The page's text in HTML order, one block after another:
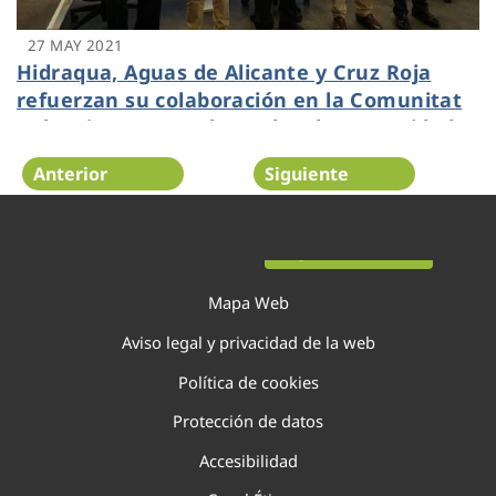
27 MAY 2021
Hidraqua, Aguas de Alicante y Cruz Roja
refuerzan su colaboración en la Comunitat
Valenciana para adaptarla a las necesidades
actuales y a los retos de futuro
Anterior Siguiente
Mapa Web
Aviso legal y privacidad de la web
Política de cookies
Protección de datos
Accesibilidad